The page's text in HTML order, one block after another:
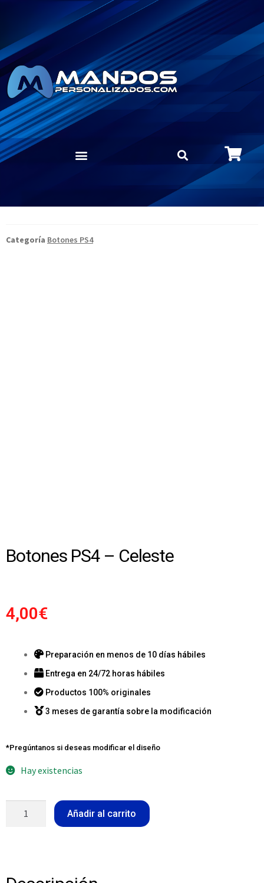
Categoría Botones PS4
Botones PS4 – Celeste
4,00€
Preparación en menos de 10 días hábiles
Entrega en 24/72 horas hábiles
Productos 100% originales
3 meses de garantía sobre la modificación
*Pregúntanos si deseas modificar el diseño
Hay existencias
Añadir al carrito